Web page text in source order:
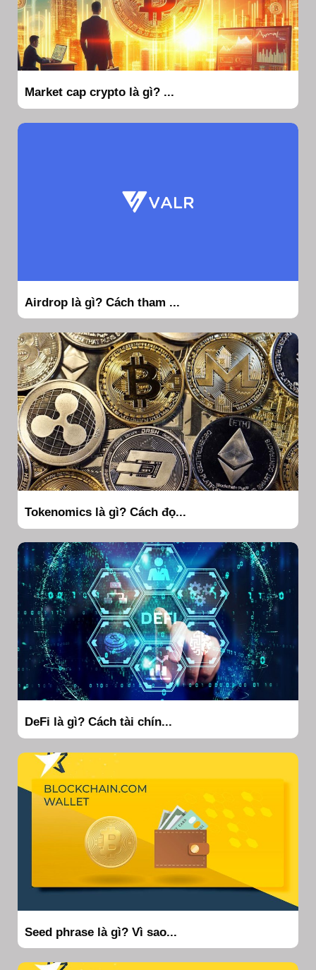
Market cap crypto là gì? ...
Airdrop là gì? Cách tham ...
Tokenomics là gì? Cách đọ...
DeFi là gì? Cách tài chín...
Seed phrase là gì? Vì sao...